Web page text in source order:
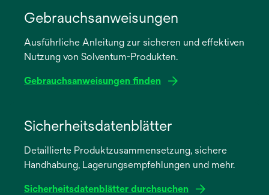
Gebrauchsanweisungen
Ausführliche Anleitung zur sicheren und effektiven
Nutzung von Solventum-Produkten.
Gebrauchsanweisungen finden
neuen
Registerkarte
Sicherheitsdatenblätter
Detaillierte Produktzusammensetzung, sichere
Handhabung, Lagerungsempfehlungen und mehr.
Sicherheitsdatenblätter durchsuchen